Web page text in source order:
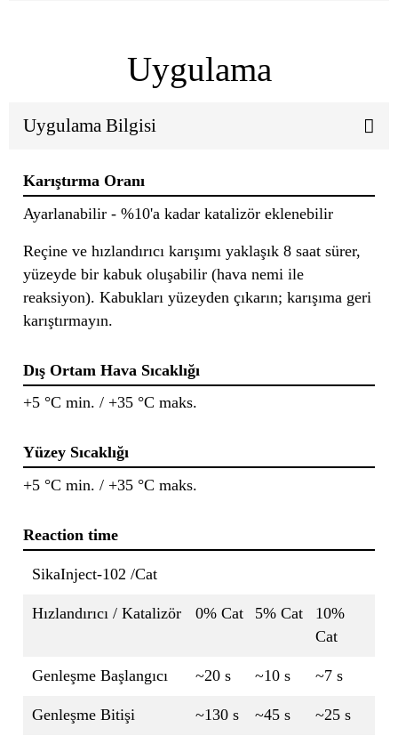
Uygulama
Uygulama Bilgisi
Karıştırma Oranı
Ayarlanabilir - %10'a kadar katalizör eklenebilir
Reçine ve hızlandırıcı karışımı yaklaşık 8 saat sürer,
yüzeyde bir kabuk oluşabilir (hava nemi ile
reaksiyon). Kabukları yüzeyden çıkarın; karışıma geri
karıştırmayın.
Dış Ortam Hava Sıcaklığı
+5 °C min. / +35 °C maks.
Yüzey Sıcaklığı
+5 °C min. / +35 °C maks.
Reaction time
SikaInject-102 /Cat
Hızlandırıcı / Katalizör 0% Cat 5% Cat
10%
Cat
Genleşme Başlangıcı ~20 s ~10 s ~7 s
Genleşme Bitişi ~130 s ~45 s ~25 s